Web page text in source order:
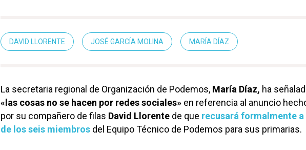
DAVID LLORENTE JOSÉ GARCÍA MOLINA MARÍA DÍAZ
La secretaria regional de Organización de Podemos, María Díaz, ha
«las cosas no se hacen por redes sociales» en referencia al anuncio
por su compañero de filas David Llorente de que recusará formalmente
de los seis miembros del Equipo Técnico de Podemos para sus primarias.